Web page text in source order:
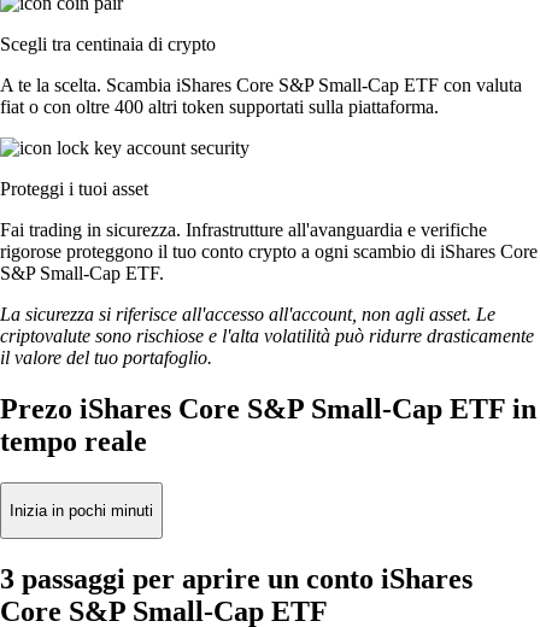
Scegli tra centinaia di crypto
A te la scelta. Scambia iShares Core S&P Small-Cap ETF con valuta
fiat o con oltre 400 altri token supportati sulla piattaforma.
Proteggi i tuoi asset
Fai trading in sicurezza. Infrastrutture all'avanguardia e verifiche
rigorose proteggono il tuo conto crypto a ogni scambio di iShares Core
S&P Small-Cap ETF.
La sicurezza si riferisce all'accesso all'account, non agli asset. Le
criptovalute sono rischiose e l'alta volatilità può ridurre drasticamente
il valore del tuo portafoglio.
Prezo iShares Core S&P Small-Cap ETF in
tempo reale
Inizia in pochi minuti
3 passaggi per aprire un conto iShares
Core S&P Small-Cap ETF